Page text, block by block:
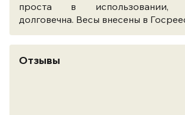
проста в
долговечна. Весы внесены в
Отзывы